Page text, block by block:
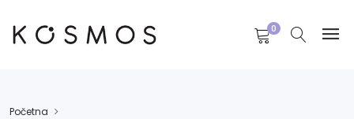
0
Početna